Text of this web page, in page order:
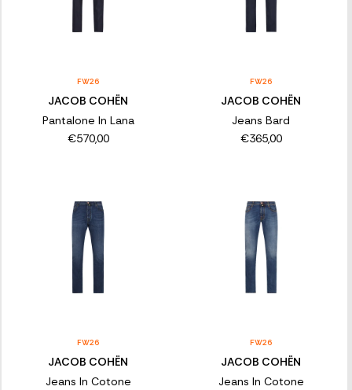
FW26
JACOB COHËN
Pantalone In Lana
€570,00
FW26
JACOB COHËN
Jeans Bard
€365,00
FW26
JACOB COHËN
Jeans In Cotone
FW26
JACOB COHËN
Jeans In Cotone